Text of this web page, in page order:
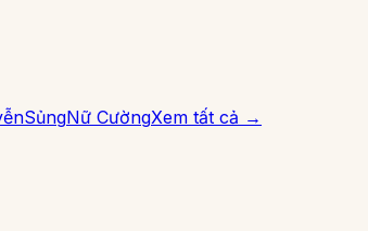
SủngNữ CườngXem tất cả →